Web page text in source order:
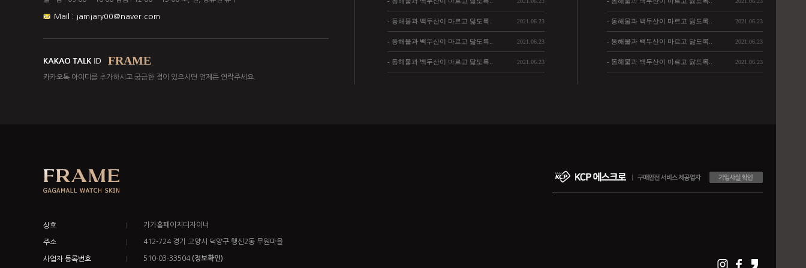
Mail : jamjary00@naver.com
FRAME
카카오톡 아이디를 추가하시고 궁금한 점이 있으시면 언제든 연락주세요.
- 동해물과 백두산이 마르고 닳도록.. 2021.06.23
- 동해물과 백두산이 마르고 닳도록.. 2021.06.23
- 동해물과 백두산이 마르고 닳도록.. 2021.06.23
- 동해물과 백두산이 마르고 닳도록.. 2021.06.23
- 동해물과 백두산이 마르고 닳도록.. 2021.06.23
- 동해물과 백두산이 마르고 닳도록.. 2021.06.23
상호 가가홈페이지디자이너
주소 412-724 경기 고양시 덕양구 행신2동 무원마을
사업자 등록번호 510-03-33504(정보확인)